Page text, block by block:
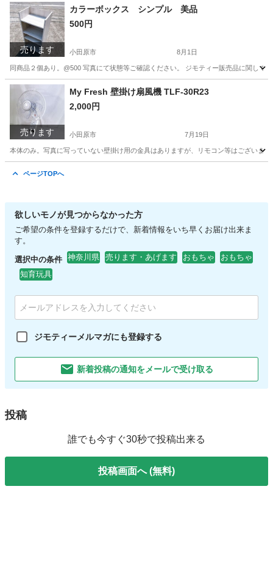
神奈川 小田原市 フィットネス、トレーニング
売ります
カラーボックス シンプル 美品
500円
小田原市 8月1日
同商品２個あり。@500 写真にて状態等ご確認ください。 ジモティー販売品に関し
神奈川 小田原市 収納家具 商品
売ります
My Fresh 壁掛け扇風機 TLF-30R23
2,000円
小田原市 7月19日
本体のみ。写真に写っていない壁掛け用の金具はありますが、リモコン等はございま
ページTOPへ
欲しいモノが見つからなかった方
ご希望の条件を登録するだけで、新着情報をいち早くお届け出来ま
す。
選択中の条件 神奈川県 売ります・あげます おもちゃ
おもちゃ
知育玩具
ジモティーメルマガにも登録する
新着投稿の通知をメールで受け取る
投稿
誰でも今すぐ30秒で投稿出来る
投稿画面へ (無料)